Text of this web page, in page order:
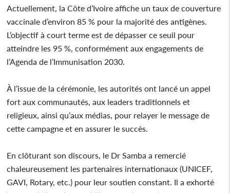
Actuellement, la Côte d’Ivoire affiche un taux de couverture
vaccinale d’environ 85 % pour la majorité des antigènes.
L’objectif à court terme est de dépasser ce seuil pour
atteindre les 95 %, conformément aux engagements de
l’Agenda de l’Immunisation 2030.
À l’issue de la cérémonie, les autorités ont lancé un appel
fort aux communautés, aux leaders traditionnels et
religieux, ainsi qu’aux médias, pour relayer le message de
cette campagne et en assurer le succès.
En clôturant son discours, le Dr Samba a remercié
chaleureusement les partenaires internationaux (UNICEF,
GAVI, Rotary, etc.) pour leur soutien constant. Il a exhorté